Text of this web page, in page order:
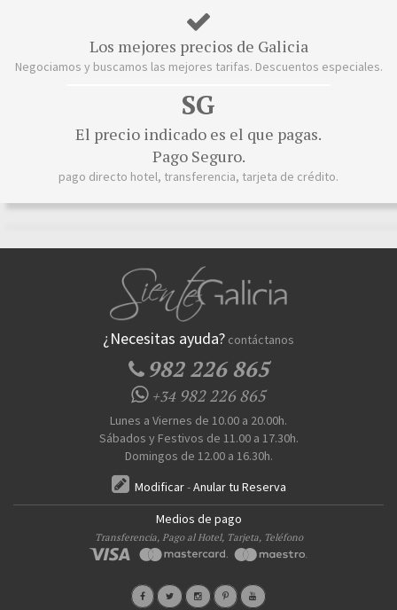
Los mejores precios de Galicia
Negociamos y buscamos las mejores tarifas. Descuentos especiales.
SG
El precio indicado es el que pagas.
Pago Seguro.
pago directo hotel, transferencia, tarjeta de crédito.
¿Necesitas ayuda? contáctanos
982 226 865
+34982 226 865
Lunes a Viernes de 10.00 a 20.00h.
Sábados y Festivos de 11.00 a 17.30h.
Domingos de 12.00 a 16.30h.
Modificar-Anular tu Reserva
Medios de pago
Transferencia, Pago al Hotel, Tarjeta, Teléfono